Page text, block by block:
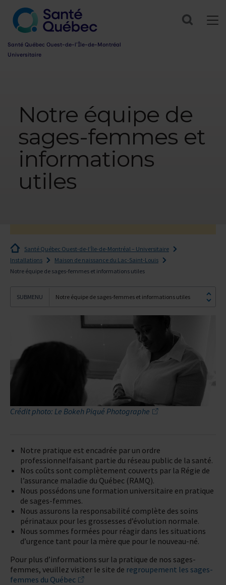
Search
Santé Québec Ouest-de-l’Île-de-Montréal
Universitaire
Notre équipe de
sages-femmes et
informations
utiles
Santé Québec Ouest-de-l’Île-de-Montréal – Universitaire
Installations
Maison de naissance du Lac-Saint-Louis
Notre équipe de sages-femmes et informations utiles
Notre équipe de sages-femmes et informations utiles
Crédit photo: Le Bokeh Piqué Photographe
Notre pratique est encadrée par un ordre
professionnelfaisant partie du réseau public de la santé.
Nos coûts sont complètement couverts par la Régie de
l’assurance maladie du Québec (RAMQ).
Nous possédons une formation universitaire en pratique
de sages-femmes.
Nous assurons la responsabilité complète des soins
périnataux pour les grossesses d’évolution normale.
Nous sommes formées pour réagir dans les situations
d’urgence tant pour la mère que pour le nouveau-né.
Pour plus d’informations sur la pratique de nos sages-
femmes, veuillez visiter le site de regroupement les sages-
femmes du Québec